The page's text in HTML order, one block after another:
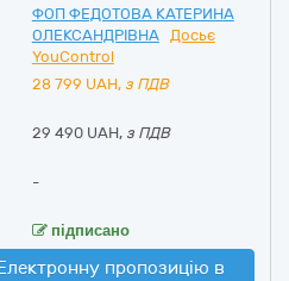
ФОП ФЕДОТОВА КАТЕРИНА
OЛЕКСАНДРІВНА
Досьє
YouControl
28 799 UAH, з ПДВ
29 490 UAH, з ПДВ
-
підписано
пропозицію в